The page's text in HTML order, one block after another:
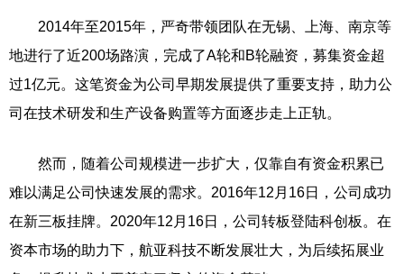
2014年至2015年，严奇带领团队在无锡、上海、南京等
地进行了近200场路演，完成了A轮和B轮融资，募集资金超
过1亿元。这笔资金为公司早期发展提供了重要支持，助力公
司在技术研发和生产设备购置等方面逐步走上正轨。
然而，随着公司规模进一步扩大，仅靠自有资金积累已
难以满足公司快速发展的需求。2016年12月16日，公司成功
在新三板挂牌。2020年12月16日，公司转板登陆科创板。在
资本市场的助力下，航亚科技不断发展壮大，为后续拓展业